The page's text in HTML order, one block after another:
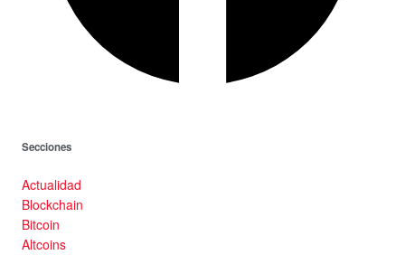
Secciones
Actualidad
Blockchain
Bitcoin
Altcoins